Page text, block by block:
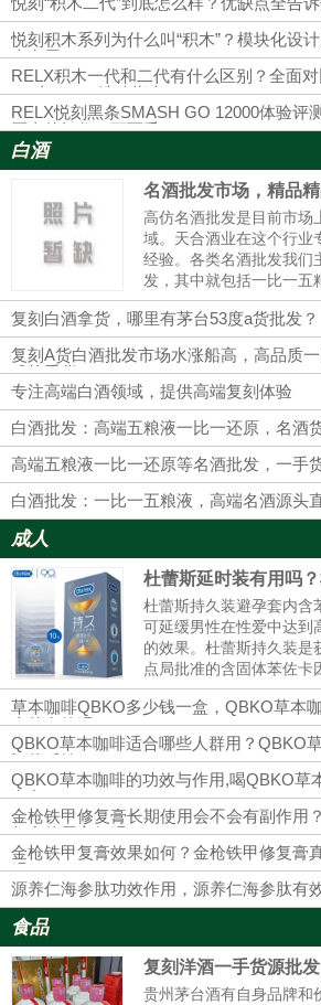
悦刻积木系列为什么叫“积木”？模块化设
真有用？
RELX积木一代和二代有什么区别？全面
000与22000选购指南
RELX悦刻黑条SMASH GO 12000体验评
否真的扛住一万两千口？
白酒
名酒批发市场，精品
高仿名酒批发是目前市场
域。天合酒业在这个行业
经验。各类名酒批发我们
发，其中就包括一比一五
春批发、一比一国窖
上非常受欢迎的产品。对
来说，一比一五粮液批发
复刻白酒拿货，哪里有茅台53度a货批发？
复刻A货白酒批发市场水涨船高，高品质
成抢手货
专注高端白酒领域，提供高端复刻体验
白酒批发：高端五粮液一比一还原，名酒
高端五粮液一比一还原等名酒批发，一手
白酒批发：一比一五粮液，高端名酒源头
成人
杜蕾斯延时装有用吗
怎么样啊
杜蕾斯持久装避孕套内含
可延缓男性在性爱中达到
的效果。杜蕾斯持久装是
点局批准的含固体苯佐卡
佐卡因浓度符合美国FDA
标准，用起来更安心。固
敏感度的同时不存在外漏
快感应感染到影响。杜蕾
草本咖啡QBKO多少钱一盒，QBKO草本
真的有效吗
QBKO草本咖啡适合哪些人群用？QBKO
评价反馈
QBKO草本咖啡的功效与作用,喝QBKO草
多久
金枪铁甲修复膏长期使用会不会有副作用
复膏使用方便吗？
金枪铁甲复膏效果如何？金枪铁甲修复膏
吗？
源养仁海参肽功效作用，源养仁海参肽有
食品
复刻洋酒一手货源批
南春厂家直销
贵州茅台酒有自身品牌和